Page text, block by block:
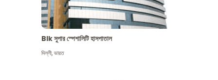
Blk সুপার স্পেশালিটি হাসপাতাল
দিল্লী,ভারত